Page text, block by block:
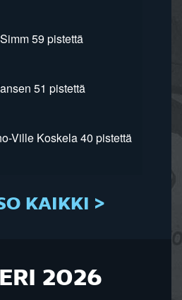
59 pistettä
51 pistettä
Ville Koskela 40 pistettä
KAIKKI >
2026